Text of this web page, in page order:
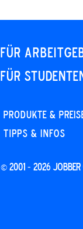
Für
Für
PRODUKTE &
Tipps & Infos
© 2001 - 2026